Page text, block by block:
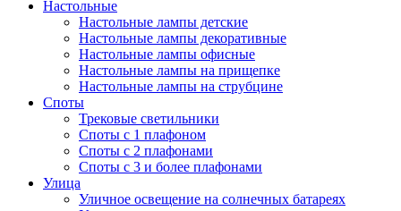
Настольные
Настольные лампы детские
Настольные лампы декоративные
Настольные лампы офисные
Настольные лампы на прищепке
Настольные лампы на струбцине
Споты
Трековые светильники
Споты с 1 плафоном
Споты с 2 плафонами
Споты с 3 и более плафонами
Улица
Уличное освещение на солнечных батареях